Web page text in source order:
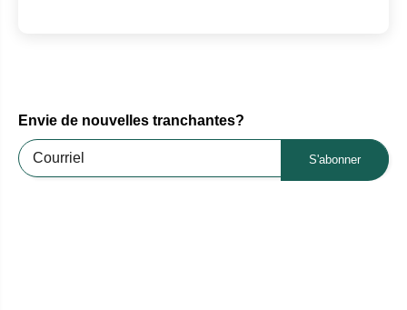
Envie de nouvelles tranchantes?
S'abonner